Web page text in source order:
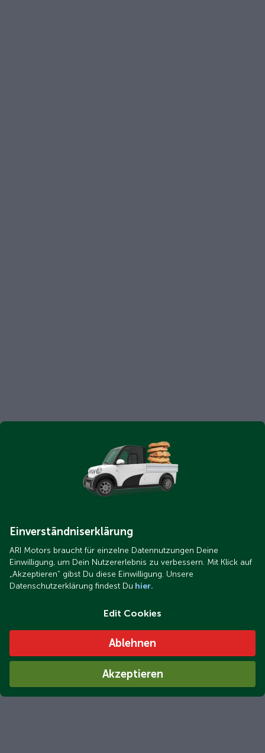
Einverständniserklärung
ARI Motors braucht für einzelne Datennutzungen Deine
Einwilligung, um Dein Nutzererlebnis zu verbessern. Mit Klick auf
„Akzeptieren“ gibst Du diese Einwilligung. Unsere
Datenschutzerklärung findest Du hier.
Edit Cookies
Ablehnen
Akzeptieren